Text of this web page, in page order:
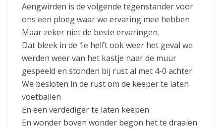
Aengwirden is de volgende tegenstander voor
ons een ploeg waar we ervaring mee hebben
Maar zeker niet de beste ervaringen.
Dat bleek in de 1e helft ook weer het geval we
werden weer van het kastje naar de muur
gespeeld en stonden bij rust al met 4-0 achter.
We besloten in de rust om de keeper te laten
voetballen
En een verdediger te laten keepen
En wonder boven wonder begon het te draaien